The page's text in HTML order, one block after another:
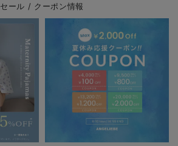
セール / クーポン情報